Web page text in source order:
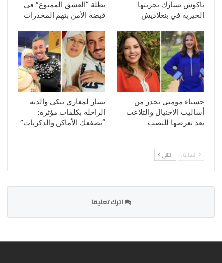
باكوش تشارك تجربتها
الخيرية في بنغلاديش
بطلة “العشق الممنوع” في
قبضة الأمن بتهم المخدرات
حسناء مومني تحذر من
أساليب الاحتيال والتلاعب
بعد تعرضها للنصب
يسار لمغاري يبكي والدته
الراحلة بكلمات مؤثرة:
“تصفعك الأماكن والذكريات”
السابق التالي
اترك تعليقا